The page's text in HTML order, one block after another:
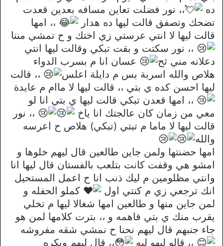
ده
،، نور فضلت تعاين مسافه بعدين قعدت
تضحك وتصفق قالت ليها ده هدار
،، امها
قالت ليها لا انتي عرستي زي اختك و ح تمشي مننا
،، نور سكتت و بقت تبكي وقالت ليها انتي
دعلانه مني ثح
عسان انا م بسرب الدواء
هلاص والله اسربة بس م دايلة اعلس
،، قالت
ليها احسن كده ي بتي ،، قالت ليها لا ماام م عايدة
،، امها قعدن تبكي قالت ليها ي بتي انا لو
معي من زمان كان عالجتك انا ياخ
،، نور
قالت ليها لا ماما م تبتي (تبكي) هلاص ح اعرسه
والله
امها حضنتها ولمن جاين طالعين قال ليهم خلوها و
امشو هي وقفت كانت بتلعب بالفستان قال ليها انا
وانتي مظلومين م ليك ذنب انا ح اعمل المستحيل
انك ترجعي زي م كنتي اول
كملو الحفله و
لمن جاين منها و طالعين امها شغالا ليها م تخلي
يقرب منك ي بتي فاهمه و ،، بترت كلامها لمن هو
جاء جنبهم قال ليهم نحنا ح نمشي شقه مفروشه
،، قالو ليهو ليه
،، قال ليهم وبكره